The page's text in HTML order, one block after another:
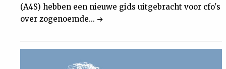
(A4S) hebben een nieuwe gids uitgebracht voor cfo's
over zogenoemde...